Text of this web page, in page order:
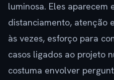
luminosa. Eles aparecem
distanciamento, atenção
às vezes, esforço para
casos ligados ao projeto
costuma envolver